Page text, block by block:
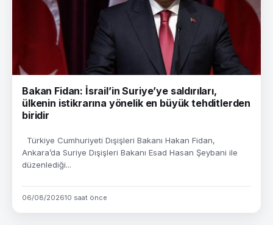
Bakan Fidan: İsrail’in Suriye’ye saldırıları,
ülkenin istikrarına yönelik en büyük tehditlerden
biridir
Türkiye Cumhuriyeti Dışişleri Bakanı Hakan Fidan,
Ankara’da Suriye Dışişleri Bakanı Esad Hasan Şeybani ile
düzenlediği...
06/08/202610 saat önce